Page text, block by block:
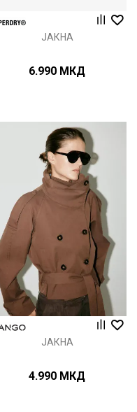
ЈАКНА
6.990 МКД
ЈАКНА
4.990 МКД